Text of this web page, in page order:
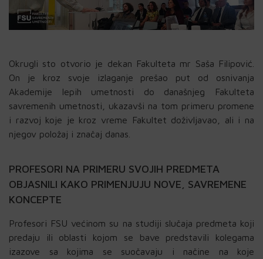
Okrugli sto otvorio je dekan Fakulteta mr Saša Filipović.
On je kroz svoje izlaganje prešao put od osnivanja
Akademije lepih umetnosti do današnjeg Fakulteta
savremenih umetnosti, ukazavši na tom primeru promene
i razvoj koje je kroz vreme Fakultet doživljavao, ali i na
njegov položaj i značaj danas.
PROFESORI NA PRIMERU SVOJIH PREDMETA
OBJASNILI KAKO PRIMENJUJU NOVE, SAVREMENE
KONCEPTE
Profesori FSU većinom su na studiji slučaja predmeta koji
predaju ili oblasti kojom se bave predstavili kolegama
izazove sa kojima se suočavaju i načine na koje